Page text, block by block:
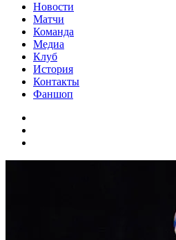
Новости
Матчи
Команда
Медиа
Клуб
История
Контакты
Фаншоп